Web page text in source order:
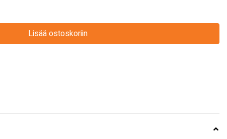
Lisää ostoskoriin